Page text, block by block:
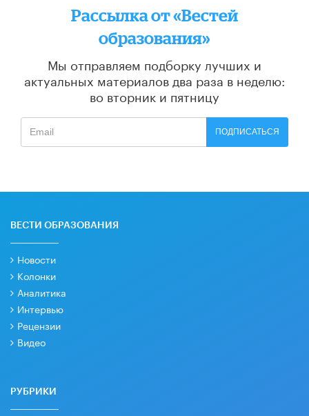
Рассылка от «Вестей
образования»
Мы отправляем подборку лучших и
актуальных материалов два раза в неделю:
во вторник и пятницу
ПОДПИСАТЬСЯ
ВЕСТИ ОБРАЗОВАНИЯ
Новости
Колонки
Аналитика
Интервью
Рецензии
Видео
РУБРИКИ